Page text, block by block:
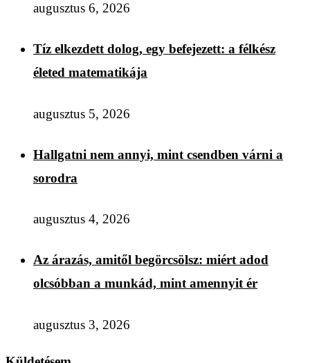
augusztus 6, 2026
Tíz elkezdett dolog, egy befejezett: a félkész
életed matematikája
augusztus 5, 2026
Hallgatni nem annyi, mint csendben várni a
sorodra
augusztus 4, 2026
Az árazás, amitől begörcsölsz: miért adod
olcsóbban a munkád, mint amennyit ér
augusztus 3, 2026